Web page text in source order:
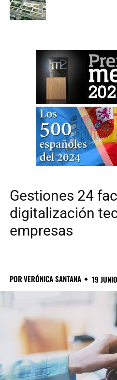
Gestiones 24
digitalización
empresas
PORVERÓNICA SANTANA 19